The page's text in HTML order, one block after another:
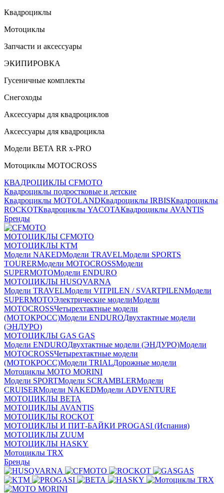
Квадроциклы
Мотоциклы
Запчасти и аксессуары
ЭКИПИРОВКА
Гусеничные комплекты
Снегоходы
Аксессуары для квадроциклов
Аксессуары для квадроцикла
Модели ВЕТА RR x-PRO
Мотоциклы MOTOCROSS
КВАДРОЦИКЛЫ CFMOTO
Квадроциклы подростковые и детские
Квадроциклы MOTOLANDКвадроциклы IRBISКвадроциклы
ROCKOTКвадроциклы YACOTAКвадроциклы AVANTIS
Бренды
МОТОЦИКЛЫ CFMOTO
МОТОЦИКЛЫ КТМ
Модели NAKEDМодели TRAVELМодели SPORTS
TOURERМодели MOTOCROSSМодели
SUPERMOTOМодели ENDURO
МОТОЦИКЛЫ HUSQVARNA
Модели TRAVELМодели VITPILEN / SVARTPILENМодели
SUPERMOTOЭлектрические моделиМодели
MOTOCROSSЧетырехтактные модели
(МОТОКРОСС)Модели ENDUROДвухтактные модели
(ЭНДУРО)
МОТОЦИКЛЫ GAS GAS
Модели ENDUROДвухтактные модели (ЭНДУРО)Модели
MOTOCROSSЧетырехтактные модели
(МОТОКРОСС)Модели TRIALДорожные модели
Мотоциклы MOTO MORINI
Модели SPORTМодели SCRAMBLERМодели
CRUISERМодели NAKEDМодели ADVENTURE
МОТОЦИКЛЫ BETA
МОТОЦИКЛЫ AVANTIS
МОТОЦИКЛЫ ROCKOT
МОТОЦИКЛЫ И ПИТ-БАЙКИ PROGASI (Испания)
МОТОЦИКЛЫ ZUUM
МОТОЦИКЛЫ HASKY
Мотоциклы TRX
Бренды